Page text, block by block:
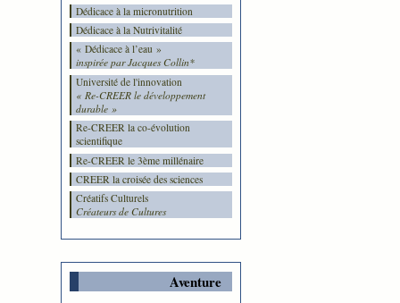
Dédicace à la micronutrition
Dédicace à la Nutrivitalité
« Dédicace à l’eau »
inspirée par Jacques Collin*
Université de l'innovation
« Re-CREER le développement
durable »
Re-CREER la co-évolution
scientifique
Re-CREER le 3ème millénaire
CREER la croisée des sciences
Créatifs Culturels
Créateurs de Cultures
Aventure